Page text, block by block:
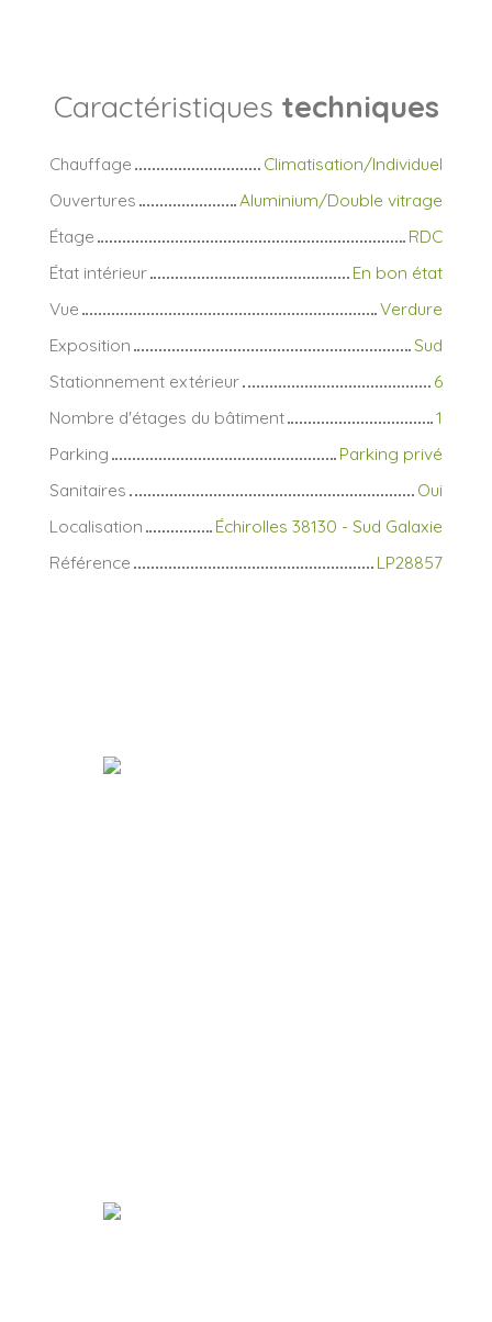
Caractéristiques techniques
Chauffage
Climatisation/Individuel
Ouvertures
Aluminium/Double vitrage
Étage
RDC
État intérieur
En bon état
Vue
Verdure
Exposition
Sud
Stationnement extérieur
6
Nombre d'étages du bâtiment
1
Parking
Parking privé
Sanitaires
Oui
Localisation
Échirolles 38130 - Sud Galaxie
Référence
LP28857